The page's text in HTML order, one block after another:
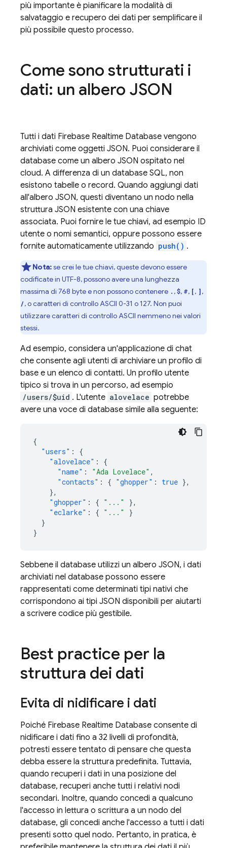
più importante è pianificare la modalità di
salvataggio e recupero dei dati per semplificare il
più possibile questo processo.
Come sono strutturati i
dati: un albero JSON
Tutti i dati Firebase Realtime Database vengono
archiviati come oggetti JSON. Puoi considerare il
database come un albero JSON ospitato nel
cloud. A differenza di un database SQL, non
esistono tabelle o record. Quando aggiungi dati
all'albero JSON, questi diventano un nodo nella
struttura JSON esistente con una chiave
associata. Puoi fornire le tue chiavi, ad esempio ID
utente o nomi semantici, oppure possono essere
fornite automaticamente utilizzando push() .
Nota:se crei le tue chiavi, queste devono essere
codificate in UTF-8, possono avere una lunghezza
massima di 768 byte e non possono contenere . ,$, #, [, ],
/, o caratteri di controllo ASCII 0-31 o 127. Non puoi
utilizzare caratteri di controllo ASCII nemmeno nei valori
stessi.
Ad esempio, considera un'applicazione di chat
che consente agli utenti di archiviare un profilo di
base e un elenco di contatti. Un profilo utente
tipico si trova in un percorso, ad esempio
/users/$uid . L'utente alovelace potrebbe
avere una voce di database simile alla seguente:
{
"users" :
{
"alovelace" :
{
"name" : "Ada Lovelace" ,
"contacts" : { "ghopper" : true },
},
"ghopper" : { "..."
},
"eclarke" : { "..."
}
}
}
Sebbene il database utilizzi un albero JSON, i dati
archiviati nel database possono essere
rappresentati come determinati tipi nativi che
corrispondono ai tipi JSON disponibili per aiutarti
a scrivere codice più gestibile.
Best practice per la
struttura dei dati
Evita di nidificare i dati
Poiché Firebase Realtime Database consente di
nidificare i dati fino a 32 livelli di profondità,
potresti essere tentato di pensare che questa
debba essere la struttura predefinita. Tuttavia,
quando recuperi i dati in una posizione del
database, recuperi anche tutti i relativi nodi
secondari. Inoltre, quando concedi a qualcuno
l'accesso in lettura o scrittura a un nodo del
database, gli concedi anche l'accesso a tutti i dati
presenti sotto quel nodo. Pertanto, in pratica, è